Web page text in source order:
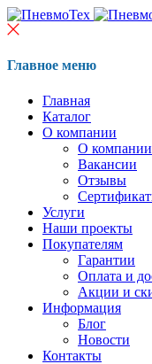
Главное меню
Главная
Каталог
О компании
О компании
Вакансии
Отзывы
Услуги
Наши проекты
Покупателям
Гарантии
Оплата и
Акции и
Информация
Блог
Новости
Контакты